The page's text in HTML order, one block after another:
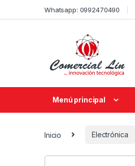
Whatsapp: 0992470490
Menú principal
Inicio Electrónica